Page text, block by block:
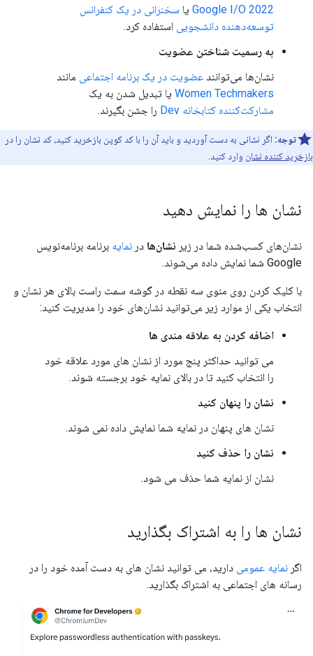
Google I/O 2022 یا سخنرانی در یک کنفرانس
توسعه‌دهنده دانشجویی استفاده کرد.
به رسمیت شناختن عضویت
نشان‌ها می‌توانند عضویت در یک برنامه اجتماعی مانند
Women Techmakers یا تبدیل شدن به یک
مشارکت‌کننده کتابخانه Dev
را جشن بگیرند.
توجه: اگر نشانی به دست آوردید و باید آن را با کد کوپن بازخرید کنید، کد نشان را در
بازخرید کننده نشان وارد کنید.
نشان ها را نمایش دهید
نشان‌های کسب‌شده شما در زیر نشان‌ها در نمایه برنامه برنامه‌نویس
Google شما نمایش داده می‌شوند.
با کلیک کردن روی منوی سه نقطه در گوشه سمت راست بالای هر نشان و
انتخاب یکی از موارد زیر می‌توانید نشان‌های خود را مدیریت کنید:
اضافه کردن به علاقه مندی ها
می توانید حداکثر پنج مورد از نشان های مورد علاقه خود
را انتخاب کنید تا در بالای نمایه خود برجسته شوند.
نشان را پنهان کنید
نشان های پنهان در نمایه شما نمایش داده نمی شوند.
نشان را حذف کنید
نشان از نمایه شما حذف می شود.
نشان ها را به اشتراک بگذارید
اگر نمایه عمومی دارید، می توانید نشان های به دست آمده خود را در
رسانه های اجتماعی به اشتراک بگذارید.